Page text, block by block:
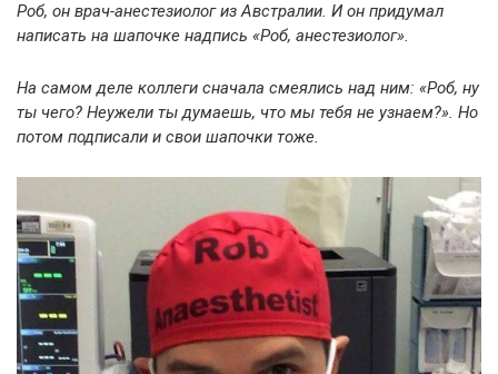
Роб, он врач-анестезиолог из Австралии. И он придумал
написать на шапочке надпись «Роб, анестезиолог».
На самом деле коллеги сначала смеялись над ним: «Роб, ну
ты чего? Неужели ты думаешь, что мы тебя не узнаем?». Но
потом подписали и свои шапочки тоже.